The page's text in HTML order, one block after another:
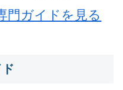
門ガイドを見る